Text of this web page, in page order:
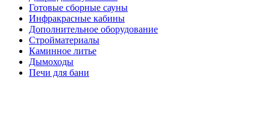
Готовые сборные сауны
Инфракрасные кабины
Дополнительное оборудование
Стройматериалы
Каминное литье
Дымоходы
Печи для бани